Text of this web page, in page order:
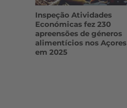
Inspeção Atividades
Económicas fez 230
apreensões de géneros
alimentícios nos Açores
em 2025